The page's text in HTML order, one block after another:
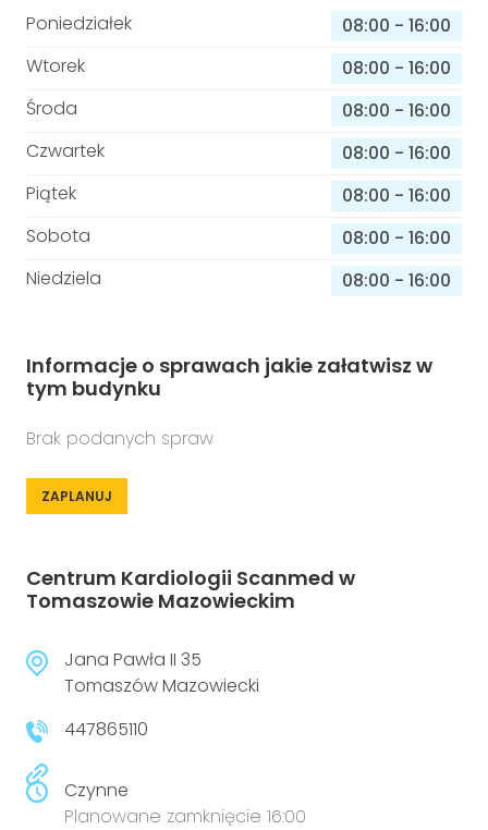
Poniedziałek 08:00 - 16:00
Wtorek
08:00 - 16:00
Środa
08:00 - 16:00
Czwartek
08:00 - 16:00
Piątek
08:00 - 16:00
Sobota
08:00 - 16:00
Niedziela
08:00 - 16:00
Informacje o sprawach jakie załatwisz w
tym budynku
Brak podanych spraw
ZAPLANUJ
Centrum Kardiologii Scanmed w
Tomaszowie Mazowieckim
Jana Pawła II 35
Tomaszów Mazowiecki
447865110
Czynne
Planowane zamknięcie 16:00